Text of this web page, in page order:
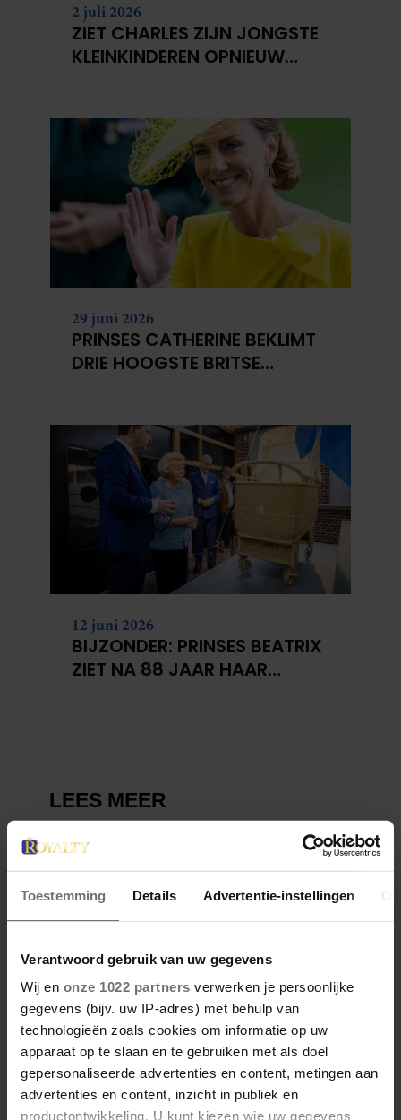
Toestemming Details Advertentie-instellingen
Verantwoord gebruik van uw gegevens
Wij en onze 1022 partners verwerken je persoonlijke
gegevens (bijv. uw IP-adres) met behulp van
technologieën zoals cookies om informatie op uw
apparaat op te slaan en te gebruiken met als doel
gepersonaliseerde advertenties en content, metingen aan
advertenties en content, inzicht in publiek en
productontwikkeling. U kunt kiezen wie uw gegevens
2 juli 2026
ZIET CHARLES ZIJN JONGSTE
KLEINKINDEREN OPNIEUW
29 juni 2026
PRINSES CATHERINE BEKLIMT
DRIE HOOGSTE BRITSE
12 juni 2026
BIJZONDER: PRINSES BEATRIX
ZIET NA 88 JAAR HAAR